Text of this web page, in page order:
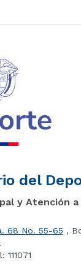
del
y Atención a
68 No. 55-65 ,